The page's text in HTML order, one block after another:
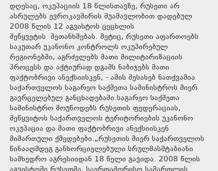
დღესაც, ოკუპაციის 18 წლისთავზე, რუსეთი არ
ასრულებს ევროკავშირის შუამავლობით დადებულ
2008 წლის 12 აგვისტოს ცეცხლის
შეწყვეტის შეთანხმებას. მეტიც, რუსეთი აფართოებს
საკუთარ უკანონო კონტროლს ოკუპირებულ
რეგიონებში, აგრძელებს მათი მილიტარიზაციის
პროცესს და აქტიურად დგამს ნაბიჯებს მათი
ფაქტობრივი ანექსიისკენ, - ამის შესახებ ნათქვამია
საქართველოს საგარეო საქმეთა სამინისტროს მიერ
გავრცელებულ განცხადებაში.საგარეო საქმეთა
სამინისტრო მოუწოდებს რუსეთის ფედერაციას,
შეწყვიტოს საქართველოს ტერიტორიების უკანონო
ოკუპაცია და მათი ფაქტობრივი ანექსიისკენ
მიმართული ქმედებები.„რუსეთის მიერ საქართველოს
წინააღმდეგ განხორციელებული სრულმასშტაბიანი
სამხედრო აგრესიიდან 18 წელი გავიდა. 2008 წლის